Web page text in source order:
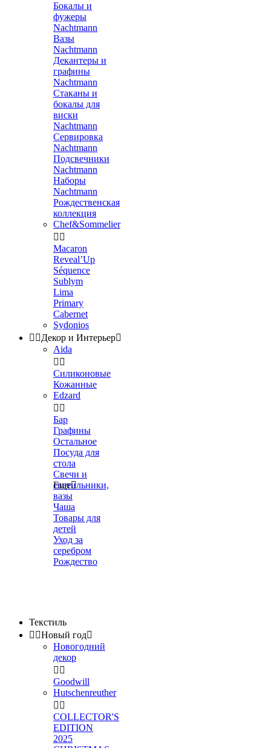
Бокалы и
фужеры
Nachtmann
Вазы
Nachtmann
Декантеры и
графины
Nachtmann
Стаканы и
бокалы для
виски
Nachtmann
Сервировка
Nachtmann
Подсвечники
Nachtmann
Наборы
Nachtmann
Рождественская
коллекция
Chef&Sommelier
 
Macaron
Reveal’Up
Séquence
Sublym
Lima
Primary
Cabernet
Sydonios
 Декор и Интерьер
Aida
 
Силиконовые
Кожанные
Edzard
 
Бар
Графины
Остальное
Посуда для
стола
Свечи и
светильники,
вазы
Чаша
Товары для
детей
Уход за
серебром
Рождество
Еще
Текстиль
 Новый год
Новогодний
декор
 
Goodwill
Hutschenreuther
 
COLLECTOR'S
EDITION
2025